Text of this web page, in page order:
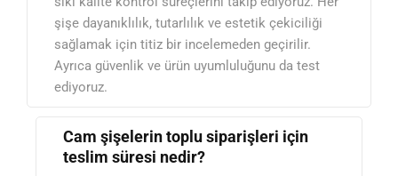
şişe dayanıklılık, tutarlılık ve estetik çekiciliği
sağlamak için titiz bir incelemeden geçirilir.
Ayrıca güvenlik ve ürün uyumluluğunu da test
ediyoruz.
Cam şişelerin toplu siparişleri için
teslim süresi nedir?